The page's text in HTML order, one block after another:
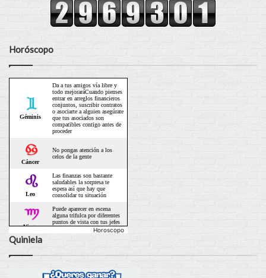
Horóscopo
Horoscopo
Quiniela